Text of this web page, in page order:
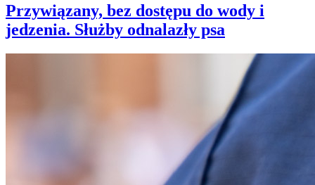
Przywiązany, bez dostępu do wody i
jedzenia. Służby odnalazły psa